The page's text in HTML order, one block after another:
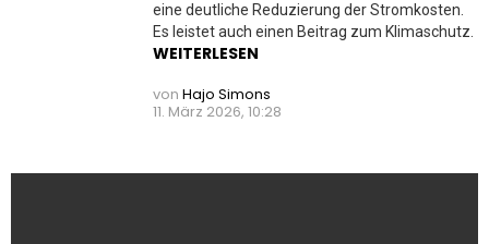
eine deutliche Reduzierung der Stromkosten.
Es leistet auch einen Beitrag zum Klimaschutz.
WEITERLESEN
von Hajo Simons
11. März 2026, 10:28